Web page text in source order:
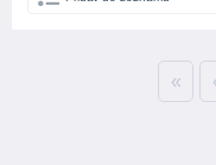
« ‹